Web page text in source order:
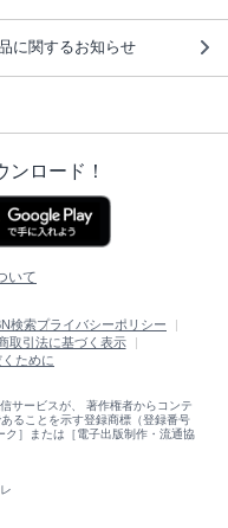
に関するお知らせ
ロード！
いて
検索プライバシーポリシー
取引法に基づく表示
ために
サービスが、 著作権者からコンテ
ることを示す登録商標（登録番号
］または［電子出版制作・流通協